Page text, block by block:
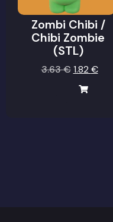
Zombi Chibi /
Chibi Zombie
(STL)
3.63€ 1.82 €